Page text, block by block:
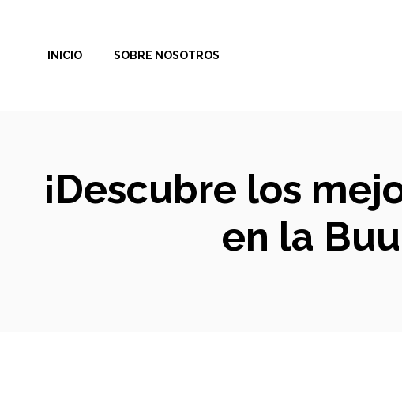
contenidoINICIO SOBRE NOSOTROS
¡Descubre los
en la